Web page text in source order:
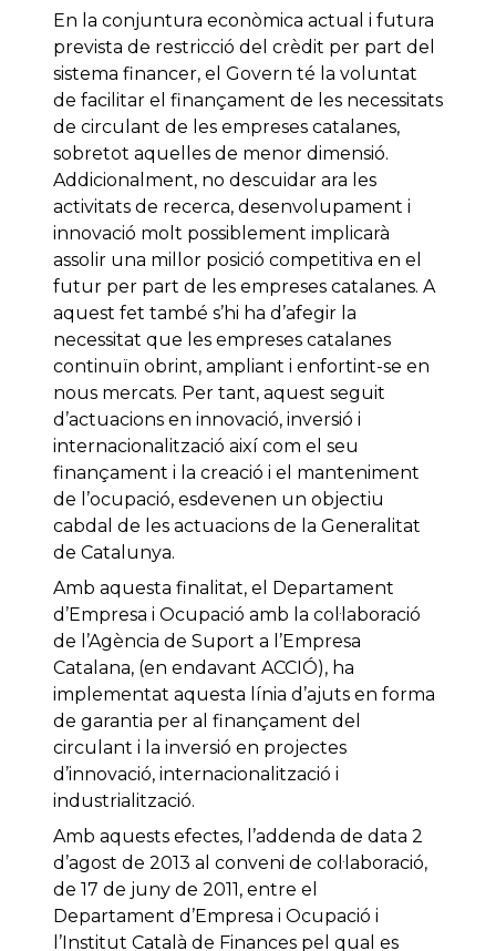
En la conjuntura econòmica actual i futura
prevista de restricció del crèdit per part del
sistema financer, el Govern té la voluntat
de facilitar el finançament de les necessitats
de circulant de les empreses catalanes,
sobretot aquelles de menor dimensió.
Addicionalment, no descuidar ara les
activitats de recerca, desenvolupament i
innovació molt possiblement implicarà
assolir una millor posició competitiva en el
futur per part de les empreses catalanes. A
aquest fet també s’hi ha d’afegir la
necessitat que les empreses catalanes
continuïn obrint, ampliant i enfortint-se en
nous mercats. Per tant, aquest seguit
d’actuacions en innovació, inversió i
internacionalització així com el seu
finançament i la creació i el manteniment
de l’ocupació, esdevenen un objectiu
cabdal de les actuacions de la Generalitat
de Catalunya.
Amb aquesta finalitat, el Departament
d’Empresa i Ocupació amb la col·laboració
de l’Agència de Suport a l’Empresa
Catalana, (en endavant ACCIÓ), ha
implementat aquesta línia d’ajuts en forma
de garantia per al finançament del
circulant i la inversió en projectes
d’innovació, internacionalització i
industrialització.
Amb aquests efectes, l’addenda de data 2
d’agost de 2013 al conveni de col·laboració,
de 17 de juny de 2011, entre el
Departament d’Empresa i Ocupació i
l’Institut Català de Finances pel qual es